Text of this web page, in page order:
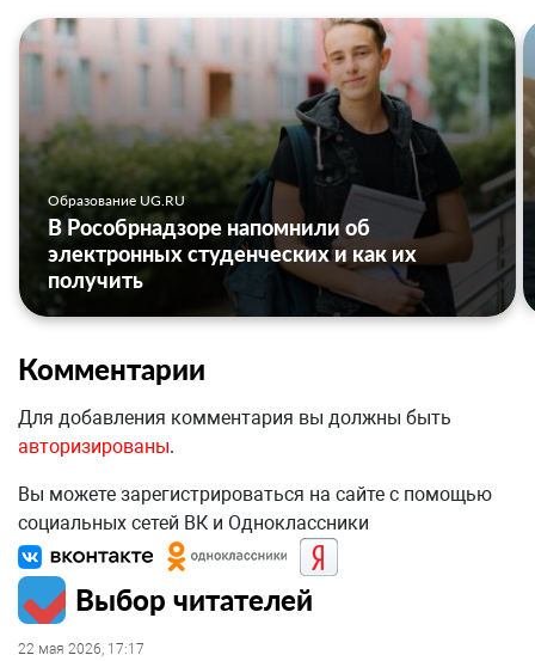
Образование UG.RU
В Рособрнадзоре напомнили об
электронных студенческих и как их
получить
Комментарии
Для добавления комментария вы должны быть
авторизированы.
Вы можете зарегистрироваться на сайте с помощью
социальных сетей ВК и Одноклассники
Выбор читателей
22 мая 2026, 17:17